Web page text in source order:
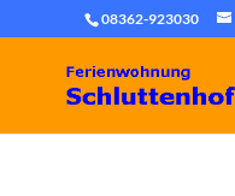
08362-923030